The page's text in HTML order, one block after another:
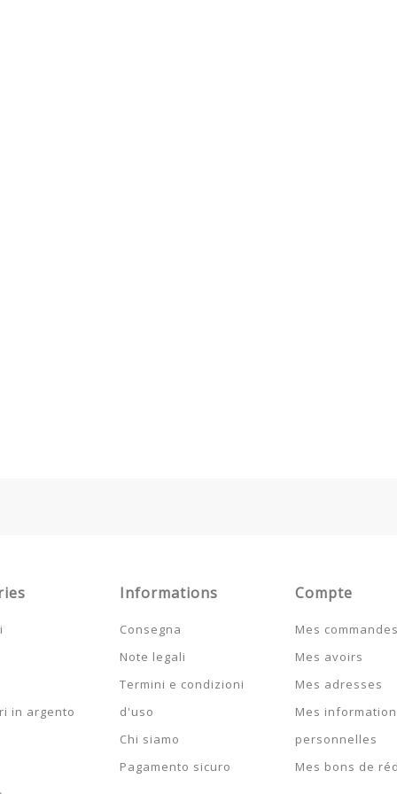
in argento
Informations
Consegna
Note legali
Termini e condizioni
d'uso
Chi siamo
Pagamento sicuro
Compte
Mes
Mes avoirs
Mes adresses
Mes
personnelles
Mes bons de